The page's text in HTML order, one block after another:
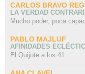
CARLOS BRAVO
LA VERDAD
Mucho poder, poca
PABLO MAJLUF
AFINIDADES
El Quijote a los 41